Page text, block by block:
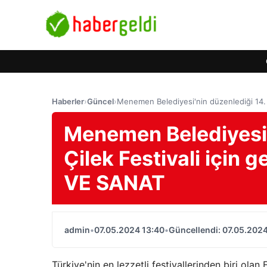
Haberler›Güncel›Menemen Belediyesi'nin düzenlediği 14.
Menemen
Çilek Festivali için
VE SANAT
admin•07.05.2024 13:40•Güncellendi:
Türkiye'nin en lezzetli festivallerinden biri olan